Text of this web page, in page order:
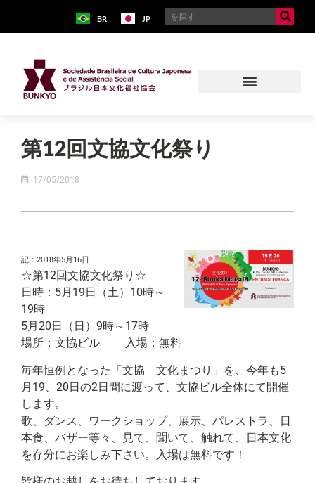
BR JP
第12回文協文化祭り
17/05/2018
記：2018年5月16日
☆第12回文協文化祭り☆
日時：5月19日（土）10時～
19時
5月20日（日）9時～17時
場所：文協ビル 入場：無料
毎年恒例となった「文協 文化まつり」を、今年も5
月19、20日の2日間に渡って、文協ビル全体にて開催
します。
歌、ダンス、ワークショップ、展示、パレストラ、日
本食、バザー等々、見て、聞いて、触れて、日本文化
を存分にお楽しみ下さい。入場は無料です！